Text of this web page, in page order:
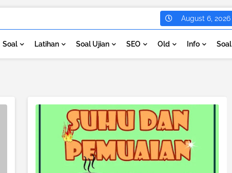
August 6, 2026
Soal Latihan Soal Ujian SEO Old Info Soal